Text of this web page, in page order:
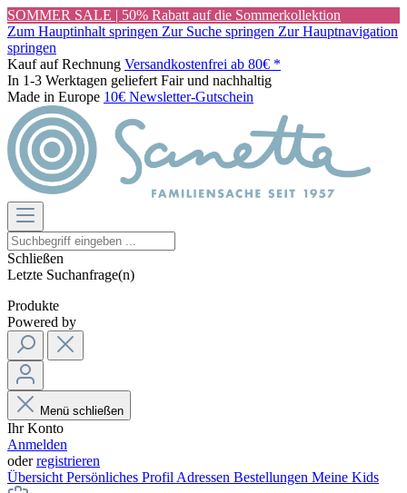
SOMMER SALE | 50% Rabatt auf die Sommerkollektion
Zum Hauptinhalt springen Zur Suche springen Zur Hauptnavigation
springen
Kauf auf Rechnung Versandkostenfrei ab 80€ *
In 1-3 Werktagen geliefert Fair und nachhaltig
Made in Europe 10€ Newsletter-Gutschein
Schließen
Letzte Suchanfrage(n)
Produkte
Powered by
Menü schließen
Ihr Konto
Anmelden
oderregistrieren
Übersicht Persönliches Profil Adressen Bestellungen Meine Kids